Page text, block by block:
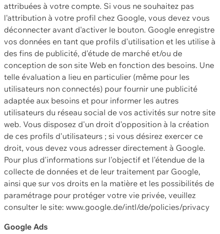
attribuées à votre compte. Si vous ne souhaitez pas
l'attribution à votre profil chez Google, vous devez vous
déconnecter avant d'activer le bouton. Google enregistre
vos données en tant que profils d'utilisation et les utilise à
des fins de publicité, d'étude de marché et/ou de
conception de son site Web en fonction des besoins. Une
telle évaluation a lieu en particulier (même pour les
utilisateurs non connectés) pour fournir une publicité
adaptée aux besoins et pour informer les autres
utilisateurs du réseau social de vos activités sur notre site
web. Vous disposez d'un droit d'opposition à la création
de ces profils d'utilisateurs ; si vous désirez exercer ce
droit, vous devez vous adresser directement à Google.
Pour plus d'informations sur l'objectif et l'étendue de la
collecte de données et de leur traitement par Google,
ainsi que sur vos droits en la matière et les possibilités de
paramétrage pour protéger votre vie privée, veuillez
consulter le site: www.google.de/intl/de/policies/privacy
Google Ads